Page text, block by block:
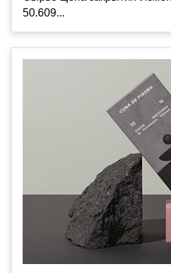
50.609...